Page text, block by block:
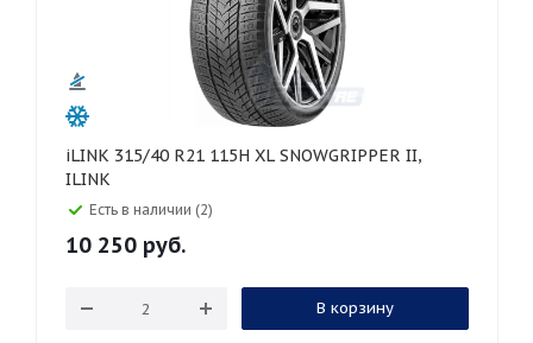
iLINK 315/40 R21 115H XL SNOWGRIPPER II,
ILINK
Есть в наличии (2)
10 250 руб.
В корзину